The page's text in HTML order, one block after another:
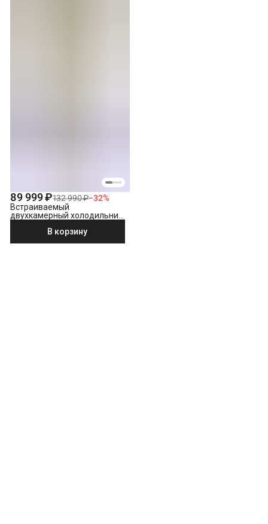
89 999 ₽132 990 ₽−32%
Встраиваемый
двухкамерный холодильник
В корзину